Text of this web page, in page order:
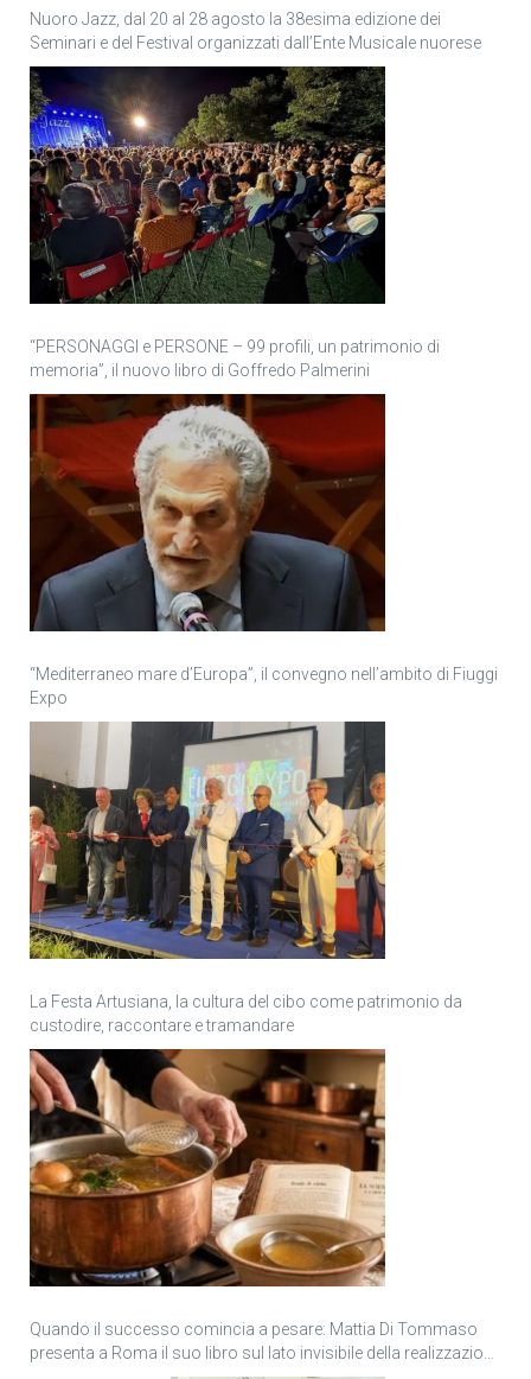
Nuoro Jazz, dal 20 al 28 agosto la 38esima edizione dei
Seminari e del Festival organizzati dall’Ente Musicale nuorese
“PERSONAGGI e PERSONE – 99 profili, un patrimonio di
memoria”, il nuovo libro di Goffredo Palmerini
“Mediterraneo mare d’Europa”, il convegno nell’ambito di Fiuggi
Expo
La Festa Artusiana, la cultura del cibo come patrimonio da
custodire, raccontare e tramandare
Quando il successo comincia a pesare: Mattia Di Tommaso
presenta a Roma il suo libro sul lato invisibile della realizzazione